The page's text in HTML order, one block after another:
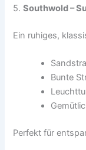
5.Southwold –
Ein ruhiges,
Bunte
Perfekt für